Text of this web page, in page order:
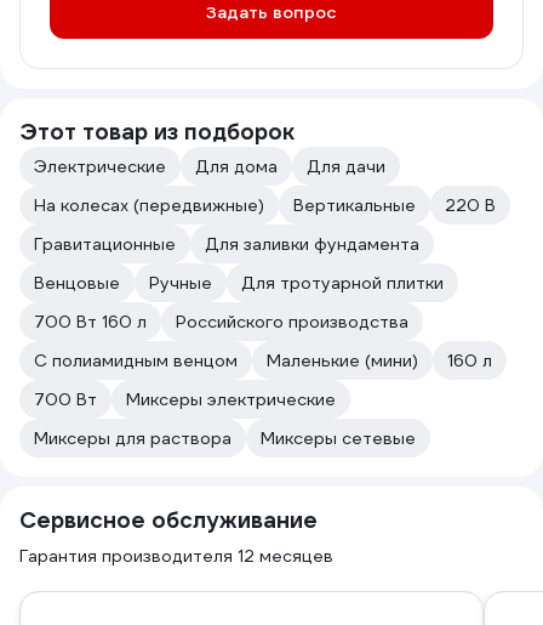
Задать вопрос
Этот товар из подборок
Электрические Для дома
Для дачи
На колесах (передвижные)
Вертикальные
220 В
Гравитационные
Для заливки фундамента
Венцовые
Ручные
Для тротуарной плитки
700 Вт 160 л
Российского производства
С полиамидным венцом
Маленькие (мини)
160 л
700 Вт
Миксеры электрические
Миксеры для раствора
Миксеры сетевые
Сервисное обслуживание
Гарантия производителя 12 месяцев